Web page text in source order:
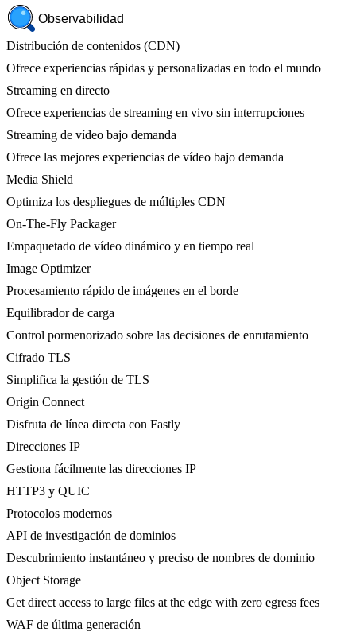
Observabilidad
Distribución de contenidos (CDN)
Ofrece experiencias rápidas y personalizadas en todo el mundo
Streaming en directo
Ofrece experiencias de streaming en vivo sin interrupciones
Streaming de vídeo bajo demanda
Ofrece las mejores experiencias de vídeo bajo demanda
Media Shield
Optimiza los despliegues de múltiples CDN
On-The-Fly Packager
Empaquetado de vídeo dinámico y en tiempo real
Image Optimizer
Procesamiento rápido de imágenes en el borde
Equilibrador de carga
Control pormenorizado sobre las decisiones de enrutamiento
Cifrado TLS
Simplifica la gestión de TLS
Origin Connect
Disfruta de línea directa con Fastly
Direcciones IP
Gestiona fácilmente las direcciones IP
HTTP3 y QUIC
Protocolos modernos
API de investigación de dominios
Descubrimiento instantáneo y preciso de nombres de dominio
Object Storage
Get direct access to large files at the edge with zero egress fees
WAF de última generación